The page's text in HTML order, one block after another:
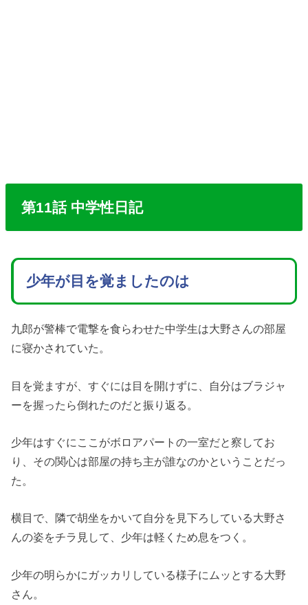
第11話 中学性日記
少年が目を覚ましたのは
九郎が警棒で電撃を食らわせた中学生は大野さんの部屋
に寝かされていた。
目を覚ますが、すぐには目を開けずに、自分はブラジャ
ーを握ったら倒れたのだと振り返る。
少年はすぐにここがボロアパートの一室だと察してお
り、その関心は部屋の持ち主が誰なのかということだっ
た。
横目で、隣で胡坐をかいて自分を見下ろしている大野さ
んの姿をチラ見して、少年は軽くため息をつく。
少年の明らかにガッカリしている様子にムッとする大野
さん。